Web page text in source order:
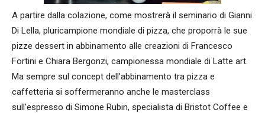
A partire dalla colazione, come mostrerà il seminario di Gianni
Di Lella, pluricampione mondiale di pizza, che proporrà le sue
pizze dessert in abbinamento alle creazioni di Francesco
Fortini e Chiara Bergonzi, campionessa mondiale di Latte art.
Ma sempre sul concept dell’abbinamento tra pizza e
caffetteria si soffermeranno anche le masterclass
sull’espresso di Simone Rubin, specialista di Bristot Coffee e